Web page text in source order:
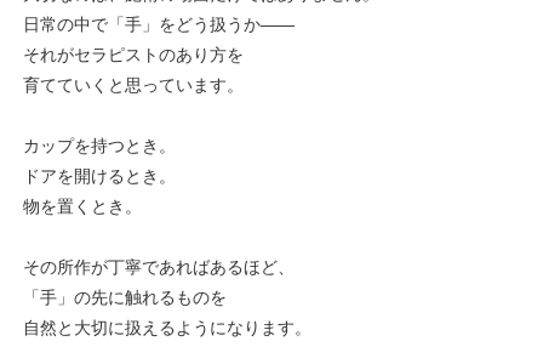
日常の中で「手」をどう扱うか――
それがセラピストのあり方を
育てていくと思っています。
カップを持つとき。
ドアを開けるとき。
物を置くとき。
その所作が丁寧であればあるほど、
「手」の先に触れるものを
自然と大切に扱えるようになります。